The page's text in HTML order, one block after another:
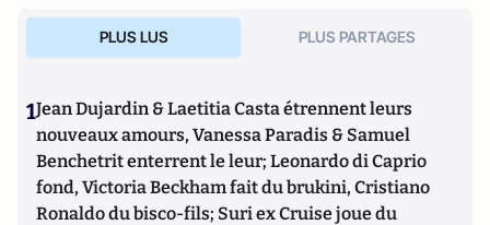
PLUS LUS PLUS PARTAGES
1Jean Dujardin & Laetitia Casta étrennent leurs
nouveaux amours, Vanessa Paradis & Samuel
Benchetrit enterrent le leur; Leonardo di Caprio
fond, Victoria Beckham fait du brukini, Cristiano
Ronaldo du bisco-fils; Suri ex Cruise joue du